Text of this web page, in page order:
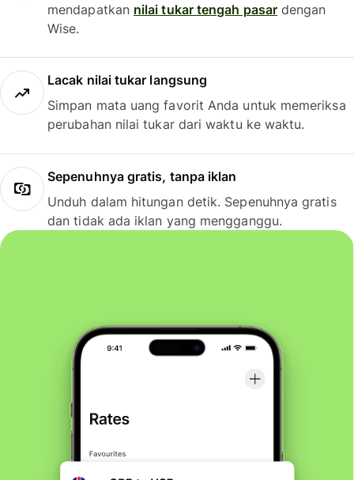
mendapatkan nilai tukar tengah pasardengan
Wise.
Lacak nilai tukar langsung
Simpan mata uang favorit Anda untuk memeriksa
perubahan nilai tukar dari waktu ke waktu.
Sepenuhnya gratis, tanpa iklan
Unduh dalam hitungan detik. Sepenuhnya gratis
dan tidak ada iklan yang mengganggu.